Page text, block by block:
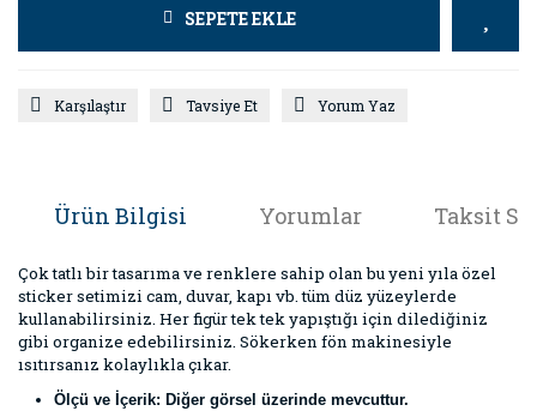
SEPETE EKLE
Karşılaştır Tavsiye Et Yorum Yaz
Ürün Bilgisi Yorumlar Taksit
Çok tatlı bir tasarıma ve renklere sahip olan bu yeni yıla özel
sticker setimizi cam, duvar, kapı vb. tüm düz yüzeylerde
kullanabilirsiniz. Her figür tek tek yapıştığı için dilediğiniz
gibi organize edebilirsiniz. Sökerken fön makinesiyle
ısıtırsanız kolaylıkla çıkar.
Ölçü ve İçerik: Diğer görsel üzerinde mevcuttur.